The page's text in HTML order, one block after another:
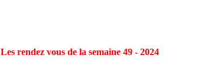
Les rendez vous de la semaine 49 - 2024